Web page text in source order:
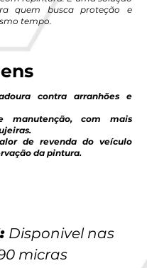
quem busca proteção e
tempo.
contra arranhões e
manutenção, com mais
de revenda do veículo
da pintura.
Disponivel nas
micras